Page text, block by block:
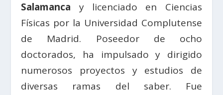
Salamanca y licenciado en Ciencias
Físicas por la Universidad Complutense
de Madrid. Poseedor de ocho
doctorados, ha impulsado y dirigido
numerosos proyectos y estudios de
diversas ramas del saber. Fue